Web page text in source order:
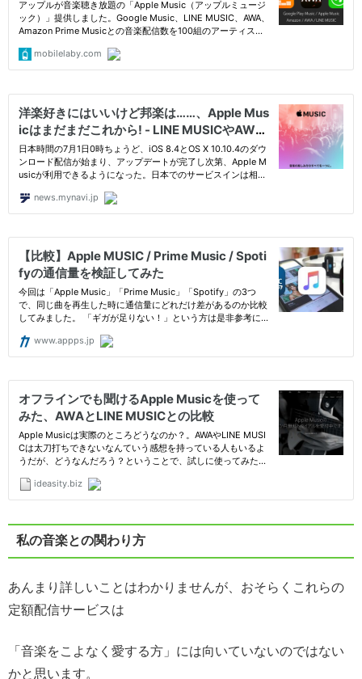
私の音楽との関わり方
あんまり詳しいことはわかりませんが、おそらくこれらの
定額配信サービスは
「音楽をこよなく愛する方」には向いていないのではない
かと思います。